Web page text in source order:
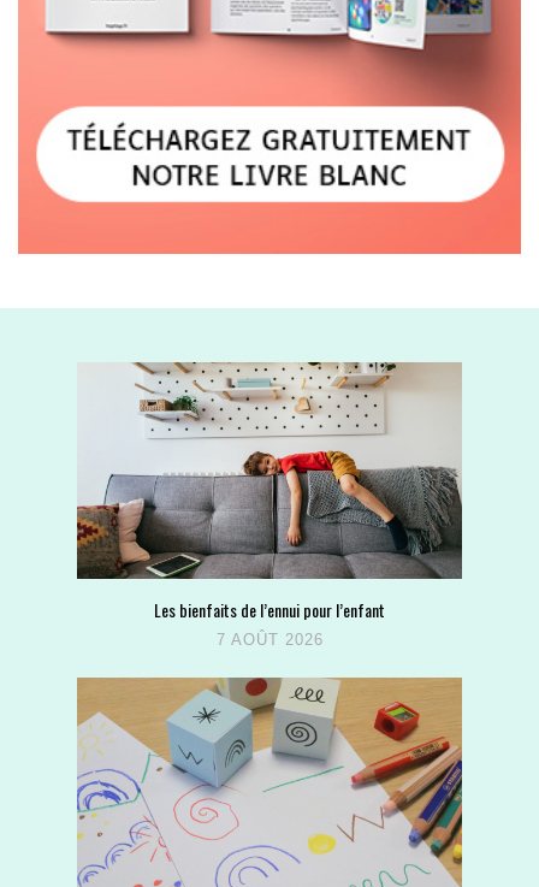
Les bienfaits de l’ennui pour l’enfant
7 AOÛT 2026